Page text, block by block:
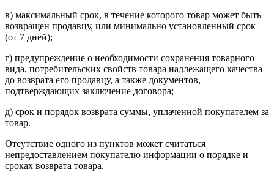
в) максимальный срок, в течение которого товар может быть
возвращен продавцу, или минимально установленный срок
(от 7 дней);
г) предупреждение о необходимости сохранения товарного
вида, потребительских свойств товара надлежащего качества
до возврата его продавцу, а также документов,
подтверждающих заключение договора;
д) срок и порядок возврата суммы, уплаченной покупателем за
товар.
Отсутствие одного из пунктов может считаться
непредоставлением покупателю информации о порядке и
сроках возврата товара.